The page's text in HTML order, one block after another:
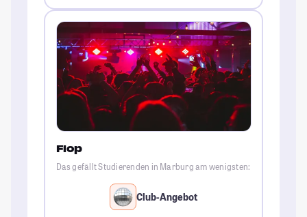
Flop
Das gefällt Studierenden in Marburg am wenigsten:
Club-Angebot